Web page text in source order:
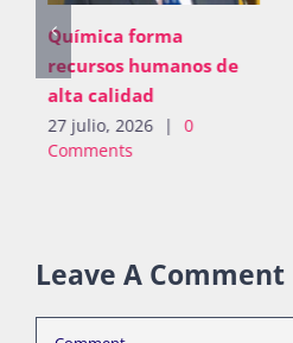
Química forma
recursos humanos de
alta calidad
27 julio, 2026 |
Comments
Leave A Comment
Comment